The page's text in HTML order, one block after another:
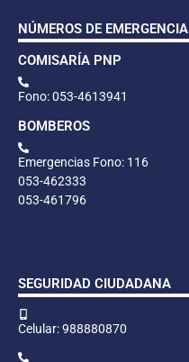
NÚMEROS DE EMERGENCIA
COMISARÍA PNP
Fono: 053-4613941
BOMBEROS
Emergencias Fono: 116
053-462333
053-461796
SEGURIDAD CIUDADANA
Celular: 988880870